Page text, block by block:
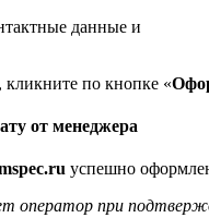
данные и
по кнопке «
от менеджера
успешно
оператор при